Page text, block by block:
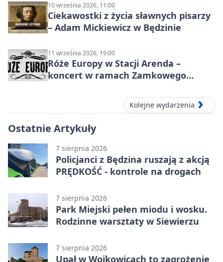
10 września 2026, 11:00
Ciekawostki z życia sławnych pisarzy
– Adam Mickiewicz w Będzinie
11 września 2026, 19:00
Róże Europy w Stacji Arenda –
koncert w ramach Zamkowego
Kolejne wydarzenia
Ostatnie Artykuły
7 sierpnia 2026
Policjanci z Będzina ruszają z akcją
PRĘDKOŚĆ - kontrole na drogach
7 sierpnia 2026
Park Miejski pełen miodu i wosku.
Rodzinne warsztaty w Siewierzu
7 sierpnia 2026
Upał w Wojkowicach to zagrożenie